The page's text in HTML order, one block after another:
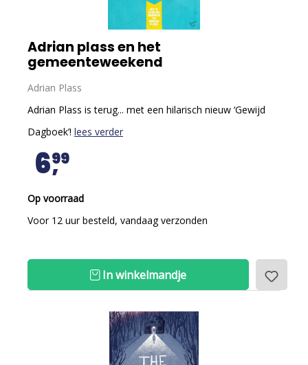
Adrian plass en het
gemeenteweekend
Adrian Plass
Adrian Plass is terug... met een hilarisch nieuw ‘Gewijd
Dagboek’! lees verder
699
Op voorraad
Voor 12 uur besteld, vandaag verzonden
In winkelmandje